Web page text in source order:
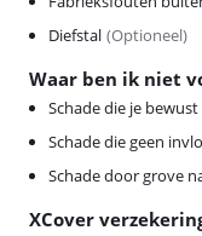
Diefstal (Optioneel)
Waar ben ik niet
Schade die je
Schade die geen
Schade door grove
XCover